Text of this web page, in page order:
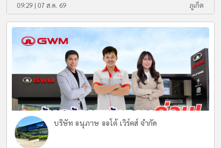
09:29 | 07 ส.ค. 69 ภูเก็ต
บริษัท อนุภาษ ออโต้ เวิร์คส์ จำกัด